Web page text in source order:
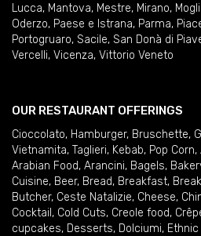
Lucca, Mantova, Mestre, Mirano,
Oderzo, Paese e Istrana, Parma,
Portogruaro, Sacile, San Donà di
Vercelli, Vicenza, Vittorio Veneto
OUR RESTAURANT OFFERINGS
Cioccolato, Hamburger, Bruschette,
Vietnamita, Taglieri, Kebab, Pop Corn,
Arabian Food, Arancini, Bagels,
Cuisine, Beer, Bread, Breakfast,
Butcher, Ceste Natalizie, Cheese,
Cocktail , Cold Cuts, Creole food,
cupcakes, Desserts, Dolciumi,